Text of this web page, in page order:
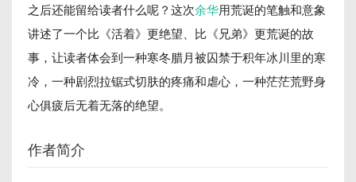
之后还能留给读者什么呢？这次余华用荒诞的笔触和意象
讲述了一个比《活着》更绝望、比《兄弟》更荒诞的故
事，让读者体会到一种寒冬腊月被囚禁于积年冰川里的寒
冷，一种剧烈拉锯式切肤的疼痛和虐心，一种茫茫荒野身
心俱疲后无着无落的绝望。
作者简介